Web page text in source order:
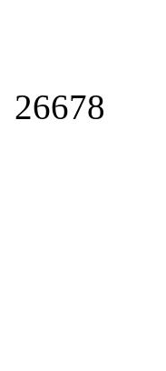
26678